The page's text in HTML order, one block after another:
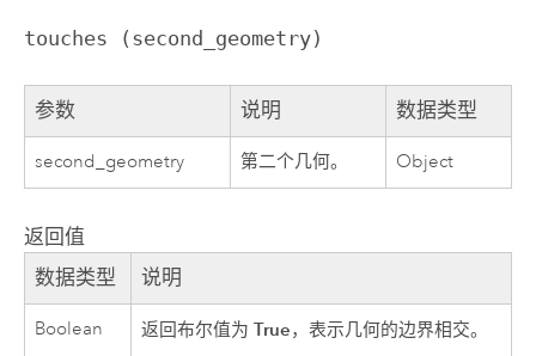
touches (second_geometry)
参数 说明 数据类型
second_geometry 第二个几何。 Object
返回值
数据类型 说明
Boolean 返回布尔值为True，表示几何的边界相交。